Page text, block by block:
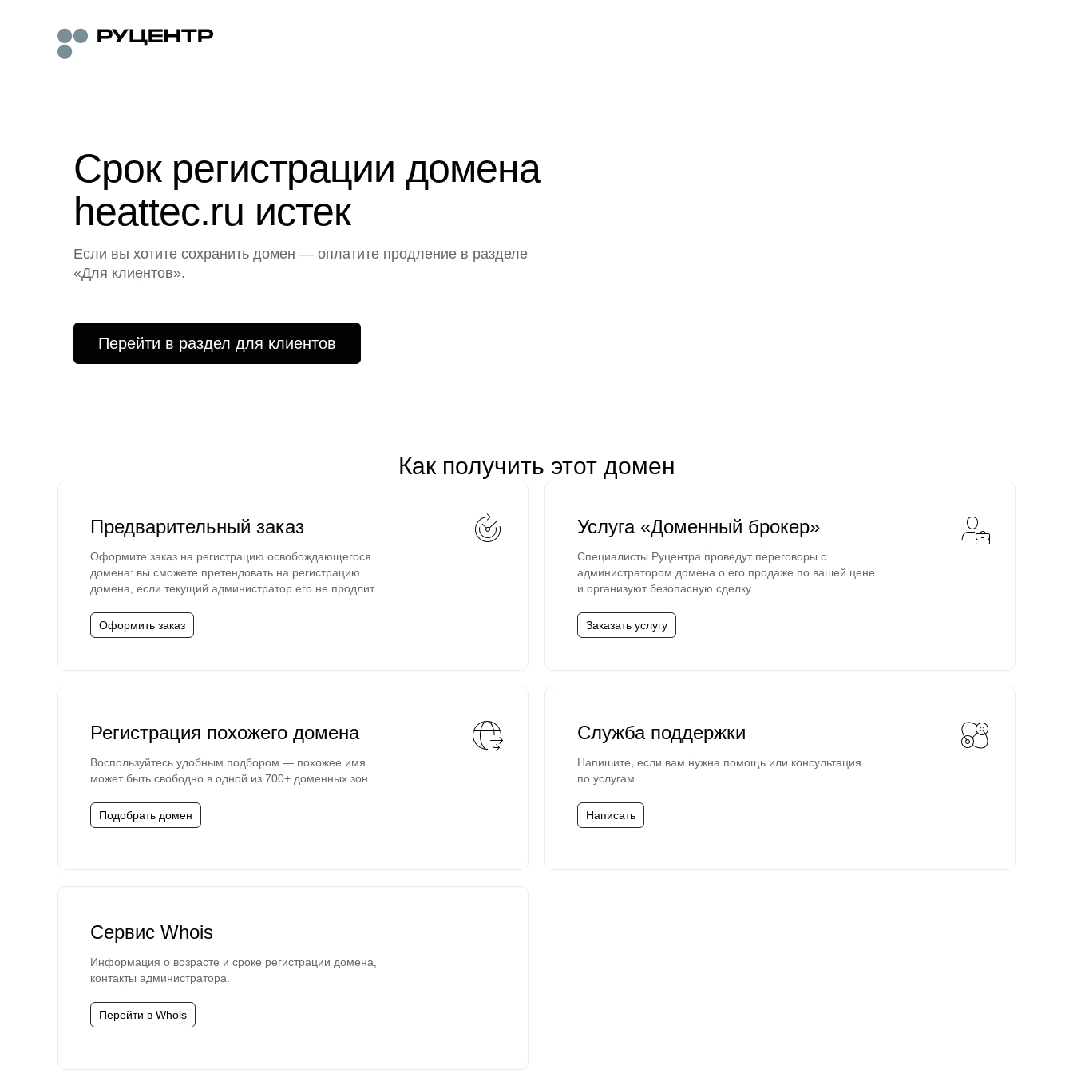
Срок регистрации домена
heattec.ru истек
Если вы хотите сохранить домен — оплатите продление в разделе
«Для клиентов».
Перейти в раздел для клиентов
Как получить этот домен
Предварительный заказ
Оформите заказ на регистрацию освобождающегося
домена: вы сможете претендовать на регистрацию
домена, если текущий администратор его не продлит.
Оформить заказ
Услуга «Доменный брокер»
Специалисты Руцентра проведут переговоры с
администратором домена о его продаже по вашей цене
и организуют безопасную сделку.
Заказать услугу
Регистрация похожего домена
Воспользуйтесь удобным подбором — похожее имя
может быть свободно в одной из 700+ доменных зон.
Подобрать домен
Служба поддержки
Напишите, если вам нужна помощь или консультация
по услугам.
Написать
Сервис Whois
Информация о возрасте и сроке регистрации домена,
контакты администратора.
Перейти в Whois